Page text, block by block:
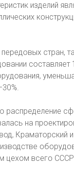
изделий
стран,
на
Краматорский
цехом всего